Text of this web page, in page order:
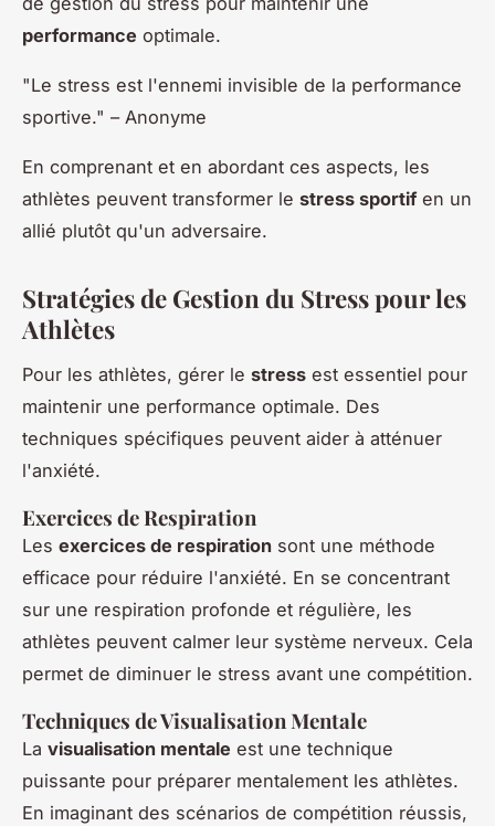
performance optimale.
"Le stress est l'ennemi invisible de la performance
sportive." – Anonyme
En comprenant et en abordant ces aspects, les
athlètes peuvent transformer le stress sportifen un
allié plutôt qu'un adversaire.
Stratégies de Gestion du Stress pour les
Athlètes
Pour les athlètes, gérer le stress est essentiel pour
maintenir une performance optimale. Des
techniques spécifiques peuvent aider à atténuer
l'anxiété.
Exercices de Respiration
Les exercices de respiration sont une méthode
efficace pour réduire l'anxiété. En se concentrant
sur une respiration profonde et régulière, les
athlètes peuvent calmer leur système nerveux. Cela
permet de diminuer le stress avant une compétition.
Techniques de Visualisation Mentale
La visualisation mentale est une technique
puissante pour préparer mentalement les athlètes.
En imaginant des scénarios de compétition réussis,